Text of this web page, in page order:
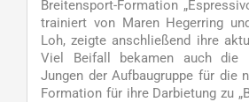
Breitensport-Formation
trainiert von Maren Hegerring
Loh, zeigte anschließend ihre
Viel Beifall bekamen auch die
Jungen der Aufbaugruppe für die
Formation für ihre Darbietung zu